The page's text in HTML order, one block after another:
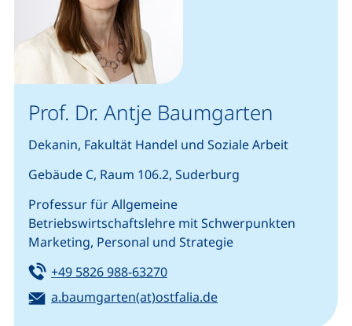
Prof. Dr. Antje Baumgarten
Dekanin, Fakultät Handel und Soziale Arbeit
Gebäude C, Raum 106.2, Suderburg
Professur für Allgemeine
Betriebswirtschaftslehre mit Schwerpunkten
Marketing, Personal und Strategie
Tel:
+49 5826 988-63270(startet einen Telefonanruf,
E-Mail:
a.baumgarten(at)ostfalia.de(öffnet Ihr E-Mail-